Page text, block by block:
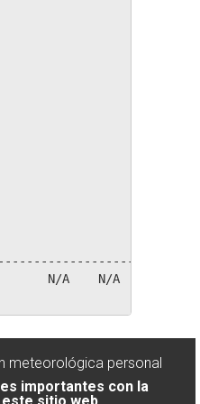
N/A    N/A       N/
meteorológica personal
importantes con la